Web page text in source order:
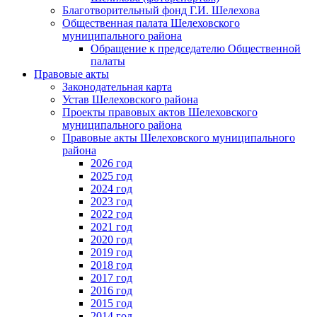
Благотворительный фонд Г.И. Шелехова
Общественная палата Шелеховского
муниципального района
Обращение к председателю Общественной
палаты
Правовые акты
Законодательная карта
Устав Шелеховского района
Проекты правовых актов Шелеховского
муниципального района
Правовые акты Шелеховского муниципального
района
2026 год
2025 год
2024 год
2023 год
2022 год
2021 год
2020 год
2019 год
2018 год
2017 год
2016 год
2015 год